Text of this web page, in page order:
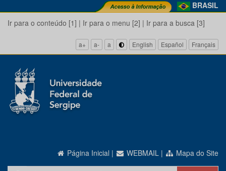
BRASIL
Ir para o conteúdo [1] | Ir para o menu [2] | Ir para a busca [3]
a+ a- a English Español Français
Página Inicial | WEBMAIL | Mapa do Site